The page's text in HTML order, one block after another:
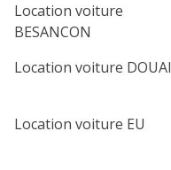
Location voiture
BESANCON
Location voiture DOUAI
Location voiture EU